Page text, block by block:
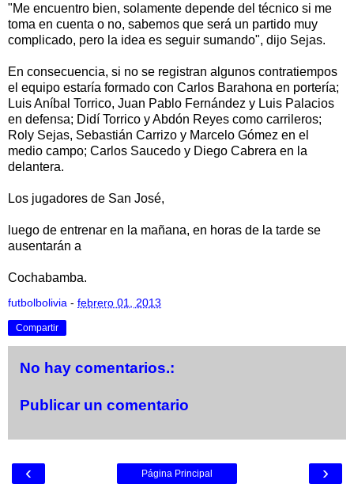
"Me encuentro bien, solamente depende del técnico si me
toma en cuenta o no, sabemos que será un partido muy
complicado, pero la idea es seguir sumando", dijo Sejas.
En consecuencia, si no se registran algunos contratiempos
el equipo estaría formado con Carlos Barahona en portería;
Luis Aníbal Torrico, Juan Pablo Fernández y Luis Palacios
en defensa; Didí Torrico y Abdón Reyes como carrileros;
Roly Sejas, Sebastián Carrizo y Marcelo Gómez en el
medio campo; Carlos Saucedo y Diego Cabrera en la
delantera.
Los jugadores de San José,
luego de entrenar en la mañana, en horas de la tarde se
ausentarán a
Cochabamba.
futbolbolivia - febrero 01, 2013
Compartir
No hay comentarios.:
Publicar un comentario
‹ ›
Página Principal